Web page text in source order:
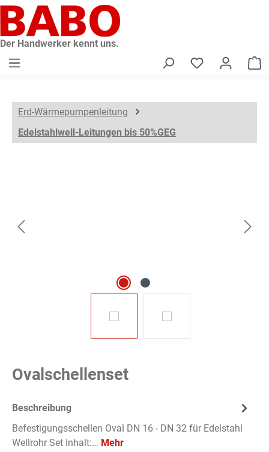
springen
Der Handwerker kennt uns.
Erd-Wärmepumpenleitung
Edelstahlwell-Leitungen bis 50%GEG
Ovalschellenset
Beschreibung
Befestigungsschellen Oval DN 16 - DN 32 für Edelstahl
Wellrohr Set Inhalt:… Mehr